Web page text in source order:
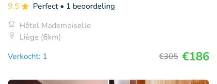
9.5 Perfect • 1 beoordeling
Hôtel Mademoiselle
Liège (6km)
Verkocht: 1
€305 €186